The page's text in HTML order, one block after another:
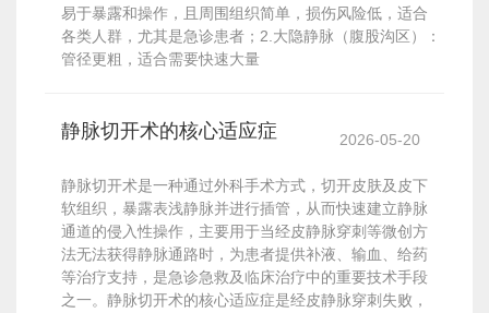
易于暴露和操作，且周围组织简单，损伤风险低，适合
各类人群，尤其是急诊患者；2.大隐静脉（腹股沟区）：
管径更粗，适合需要快速大量
静脉切开术的核心适应症 2026-05-20
静脉切开术是一种通过外科手术方式，切开皮肤及皮下
软组织，暴露表浅静脉并进行插管，从而快速建立静脉
通道的侵入性操作，主要用于当经皮静脉穿刺等微创方
法无法获得静脉通路时，为患者提供补液、输血、给药
等治疗支持，是急诊急救及临床治疗中的重要技术手段
之一。静脉切开术的核心适应症是经皮静脉穿刺失败，